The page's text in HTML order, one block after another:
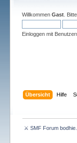
Willkommen Gast. Bitte
Einloggen mit
Übersicht Hilfe
⚔ SMF Forum